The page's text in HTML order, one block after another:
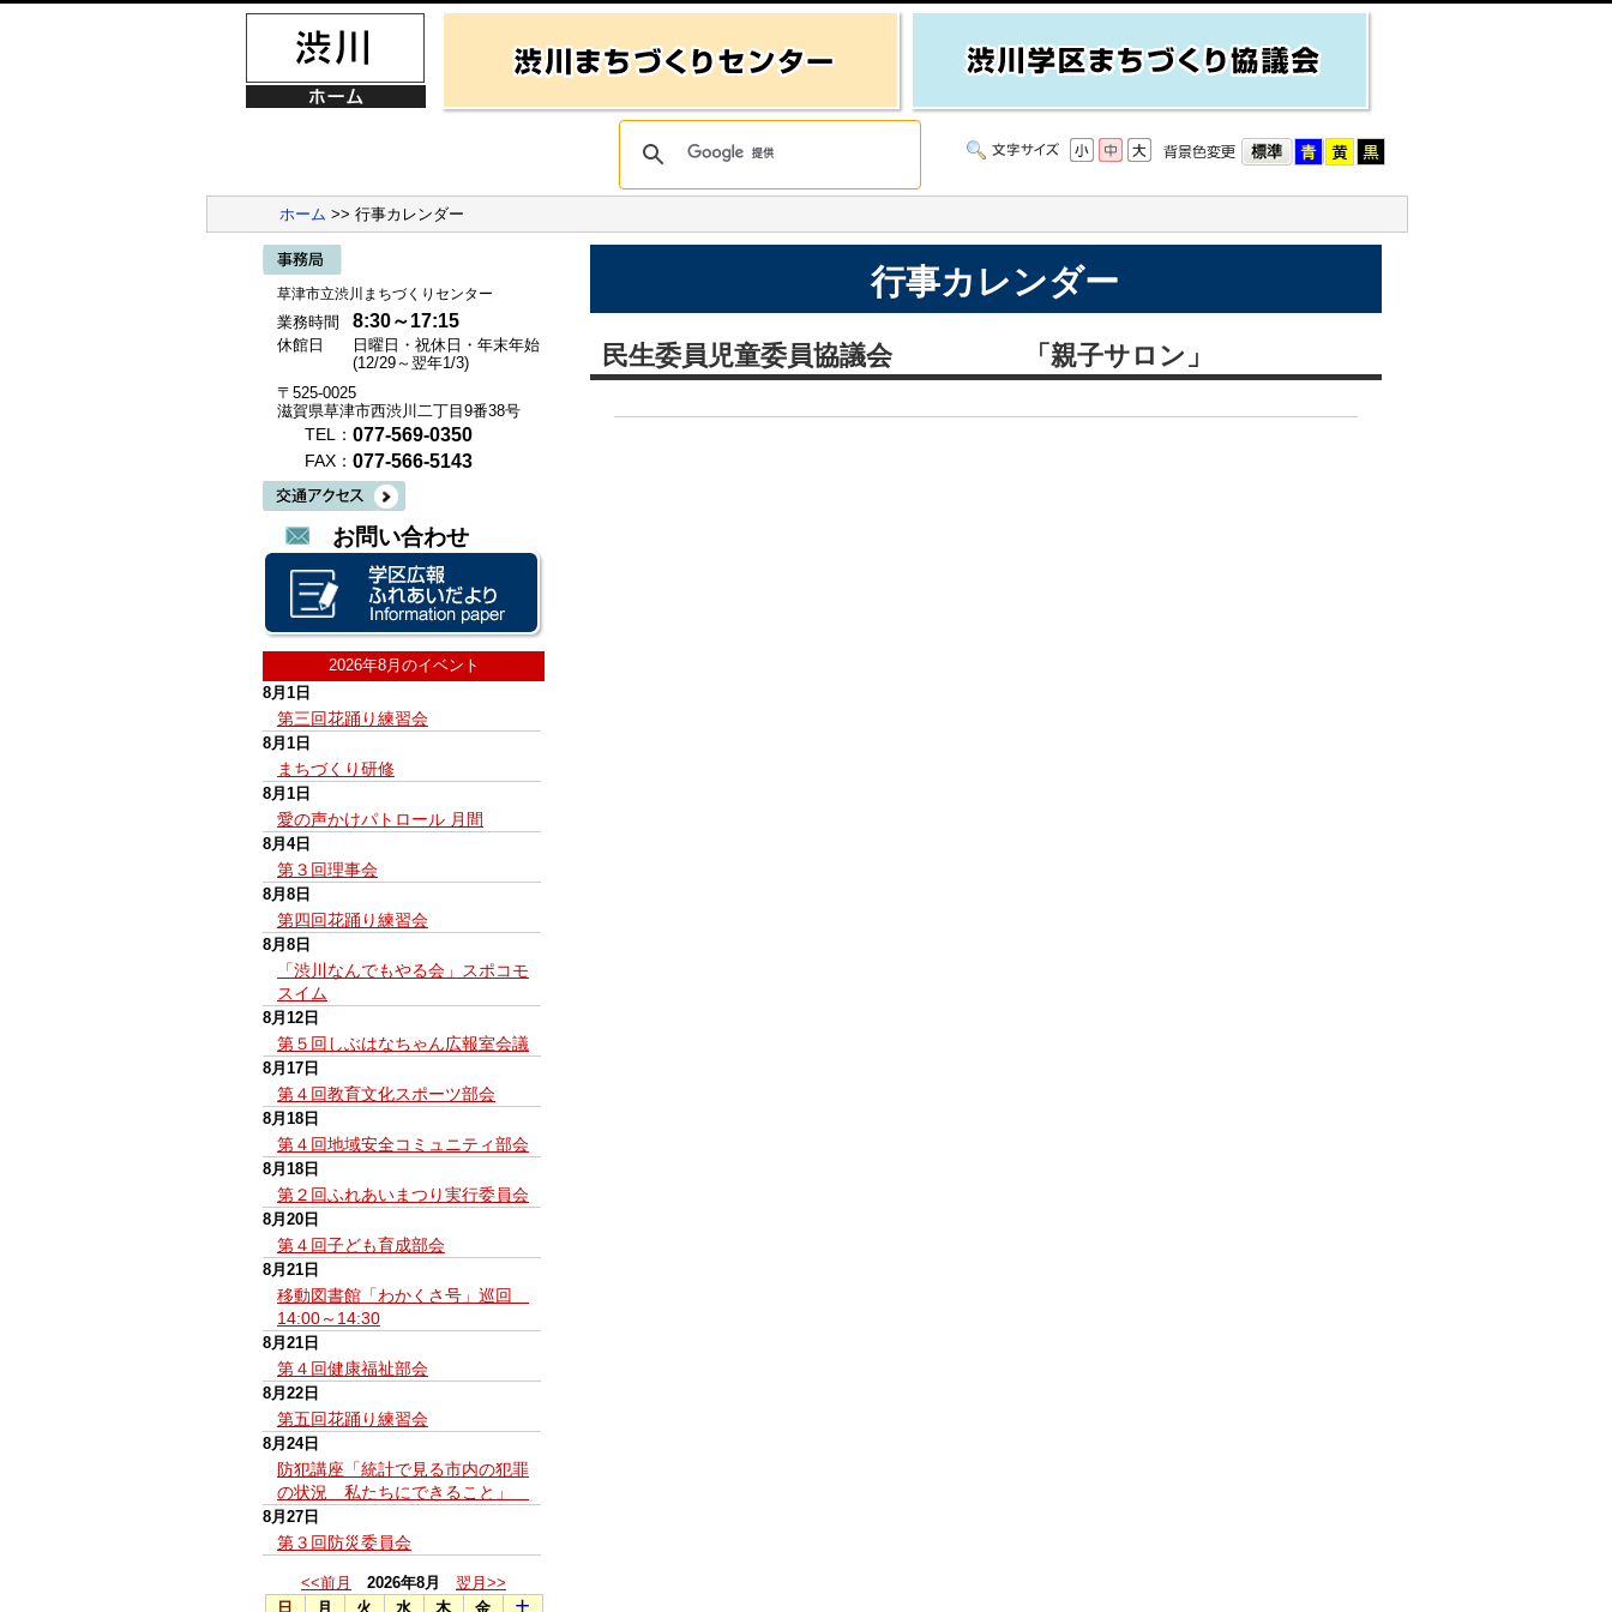
ホーム >> 行事カレンダー
草津市立渋川まちづくりセンター
業務時間 8:30～17:15
休館日
日曜日・祝休日・年末年始
(12/29～翌年1/3)
〒525-0025
滋賀県草津市西渋川二丁目9番38号
TEL： 077-569-0350
FAX： 077-566-5143
お問い合わせ
2026年8月のイベント
8月1日
第三回花踊り練習会
8月1日
まちづくり研修
8月1日
愛の声かけパトロール 月間
8月4日
第３回理事会
8月8日
第四回花踊り練習会
8月8日
「渋川なんでもやる会」スポコモ
スイム
8月12日
第５回しぶはなちゃん広報室会議
8月17日
第４回教育文化スポーツ部会
8月18日
第４回地域安全コミュニティ部会
8月18日
第２回ふれあいまつり実行委員会
8月20日
第４回子ども育成部会
8月21日
移動図書館「わかくさ号」巡回
14:00～14:30
8月21日
第４回健康福祉部会
8月22日
第五回花踊り練習会
8月24日
防犯講座「統計で見る市内の犯罪
の状況 私たちにできること」
8月27日
第３回防災委員会
<<前月 2026年8月
翌月>>
日
月 火 水 木 金 土
行事カレンダー
民生委員児童委員協議会 「親子サロン」